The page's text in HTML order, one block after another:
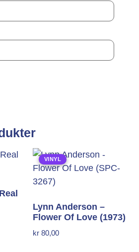
VINYL
Lynn Anderson –
Flower Of Love (1973)
kr 80,00